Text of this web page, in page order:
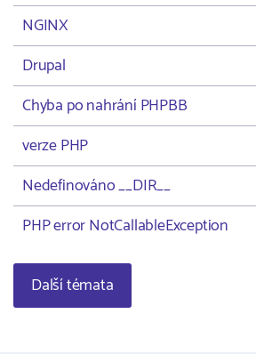
NGINX
Drupal
Chyba po nahrání PHPBB
verze PHP
Nedefinováno __DIR__
PHP error NotCallableException
Další témata